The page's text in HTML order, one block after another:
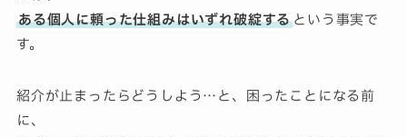
ある個人に頼った仕組みはいずれ破綻する という事実で
す。
紹介が止まったらどうしよう…と、困ったことになる前
に、